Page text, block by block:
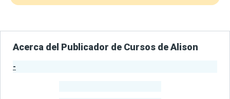
Acerca del Publicador de Cursos de Alison
-